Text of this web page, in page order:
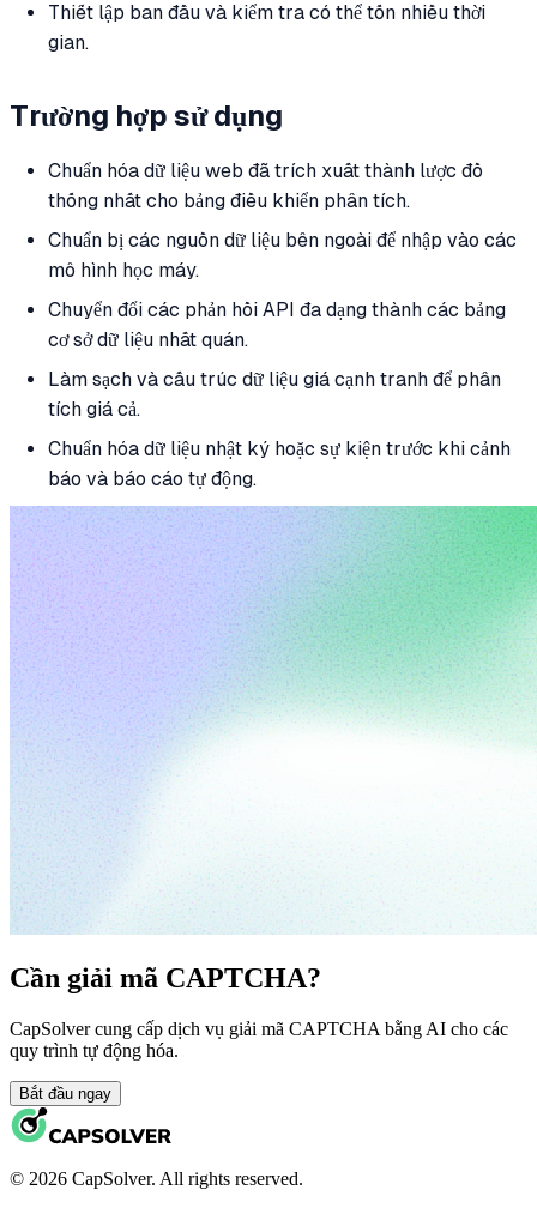
Thiết lập ban đầu và kiểm tra có thể tốn nhiều thời
gian.
Trường hợp sử dụng
Chuẩn hóa dữ liệu web đã trích xuất thành lược đồ
thống nhất cho bảng điều khiển phân tích.
Chuẩn bị các nguồn dữ liệu bên ngoài để nhập vào các
mô hình học máy.
Chuyển đổi các phản hồi API đa dạng thành các bảng
cơ sở dữ liệu nhất quán.
Làm sạch và cấu trúc dữ liệu giá cạnh tranh để phân
tích giá cả.
Chuẩn hóa dữ liệu nhật ký hoặc sự kiện trước khi cảnh
báo và báo cáo tự động.
Cần giải mã CAPTCHA?
CapSolver cung cấp dịch vụ giải mã CAPTCHA bằng AI cho các
quy trình tự động hóa.
Bắt đầu ngay
© 2026 CapSolver. All rights reserved.